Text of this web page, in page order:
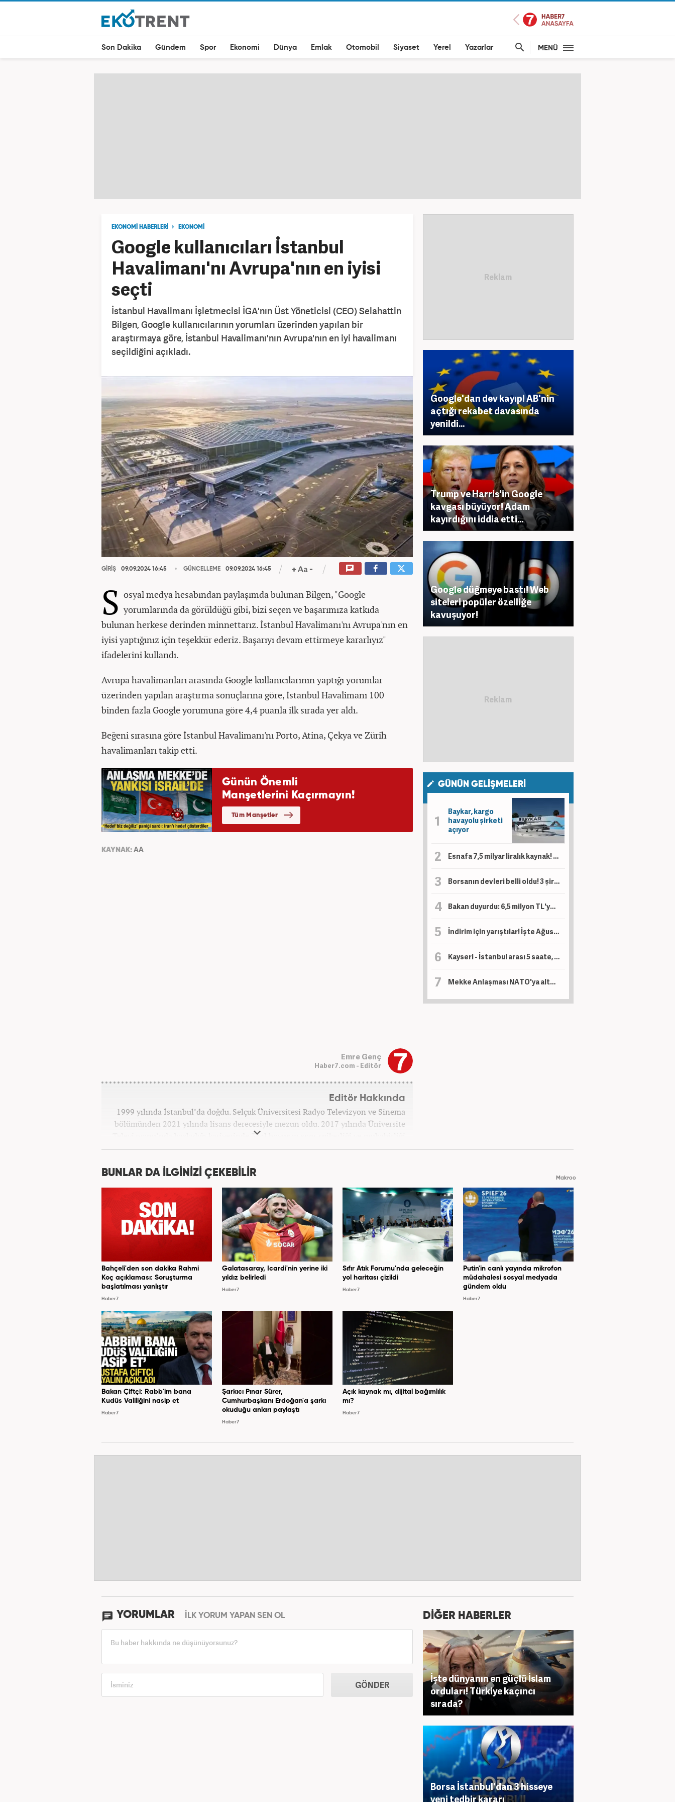
Son Dakika Gündem Spor Ekonomi Dünya Emlak Otomobil Siyaset Yerel Yazarlar MENÜ
EKONOMİ HABERLERİ EKONOMİ
Google kullanıcıları İstanbul
Havalimanı'nı Avrupa'nın en iyisi
seçti
İstanbul Havalimanı İşletmecisi İGA'nın Üst Yöneticisi (CEO) Selahattin
Bilgen, Google kullanıcılarının yorumları üzerinden yapılan bir
araştırmaya göre, İstanbul Havalimanı'nın Avrupa'nın en iyi havalimanı
seçildiğini açıkladı.
GİRİŞ 09.09.2024 16:45 GÜNCELLEME 09.09.2024 16:45
S osyal medya hesabından paylaşımda bulunan Bilgen, "Google
yorumlarında da görüldüğü gibi, bizi seçen ve başarımıza katkıda
bulunan herkese derinden minnettarız. İstanbul Havalimanı'nı Avrupa'nın en
iyisi yaptığınız için teşekkür ederiz. Başarıyı devam ettirmeye kararlıyız"
ifadelerini kullandı.
Avrupa havalimanları arasında Google kullanıcılarının yaptığı yorumlar
üzerinden yapılan araştırma sonuçlarına göre, İstanbul Havalimanı 100
binden fazla Google yorumuna göre 4,4 puanla ilk sırada yer aldı.
Beğeni sırasına göre İstanbul Havalimanı'nı Porto, Atina, Çekya ve Zürih
havalimanları takip etti.
KAYNAK: AA
Emre Genç
Haber7.com - Editör
Editör Hakkında
1999 yılında İstanbul’da doğdu. Selçuk Üniversitesi Radyo Televizyon ve Sinema
bölümünden 2021 yılında lisans derecesiyle mezun oldu. 2017 yılında Üniversite
Televizyonu’nda başladığı kariyerinde 3 yıl boyunca spor spikerliği ve muhabirliği
görevlerinde bulundu. Daha sonra 2020 yılında özel bir haber kanalında haber ve
bulundu. 2024 Mayıs ayından itibaren Kanal 7 Medya Grubu’na bağlı
Google'dan dev kayıp! AB'nin
açtığı rekabet davasında
yenildi...
Trump ve Harris'in Google
kavgası büyüyor! Adam
kayırdığını iddia etti...
Google düğmeye bastı! Web
siteleri popüler özelliğe
kavuşuyor!
GÜNÜN GELİŞMELERİ
Baykar, kargo
havayolu şirketi
açıyor
Esnafa 7,5 milyar liralık kaynak! 'Kesintisiz bir şekilde desteklemeye devam'
Borsanın devleri belli oldu! 3 şirketin piyasa değeri 1 trilyon lirayı aştı
Bakan duyurdu: 6,5 milyon TL'ye kadar destek sağlanacak!
İndirim için yarıştılar! İşte Ağustos ayı kampanyalı sıfır otomobil fiyatları!
Kayseri - İstanbul arası 5 saate, Kayseri - Ankara arası da 1 saat 45 dakikaya düşecek!
Mekke Anlaşması NATO'ya alternatif bir yapı değil!
BUNLAR DA İLGİNİZİ ÇEKEBİLİR Makroo
Bahçeli'den son dakika Rahmi
Koç açıklaması: Soruşturma
başlatılması yanlıştır
Haber7
Galatasaray, Icardi'nin yerine iki
yıldız belirledi
Haber7
Sıfır Atık Forumu'nda geleceğin
yol haritası çizildi
Haber7
Putin'in canlı yayında mikrofon
müdahalesi sosyal medyada
gündem oldu
Haber7
Bakan Çiftçi: Rabb'im bana
Kudüs Valiliğini nasip et
Haber7
Şarkıcı Pınar Sürer,
Cumhurbaşkanı Erdoğan'a şarkı
okuduğu anları paylaştı
Haber7
Açık kaynak mı, dijital bağımlılık
mı?
Haber7
YORUMLAR İLK YORUM YAPAN SEN OL
GÖNDER
DİĞER HABERLER
İşte dünyanın en güçlü İslam
orduları! Türkiye kaçıncı
sırada?
Borsa İstanbul'dan 3 hisseye
yeni tedbir kararı